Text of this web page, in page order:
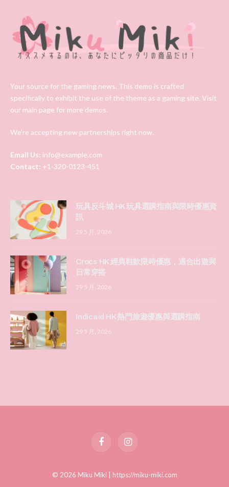
Your source for the gaming news. This demo is crafted
specifically to exhibit the use of the theme as a gaming site. Visit
our main page for more demos.
We're accepting new partnerships right now.
Email Us: info@example.com
Contact: +1-320-0123-451
玩具反斗城 HK 玩具選購指南與限時優惠資
訊
29 5 月, 2026
Crocs HK 經典鞋款限時優惠，適合出遊與
日常穿搭
29 5 月, 2026
Indicaid HK 熱門旅遊優惠與選購指南
29 5 月, 2026
FacebookInstagram
© 2026 Miku Miki | https://miku-miki.com